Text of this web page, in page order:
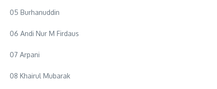
05 Burhanuddin
06 Andi Nur M Firdaus
07 Arpani
08 Khairul Mubarak